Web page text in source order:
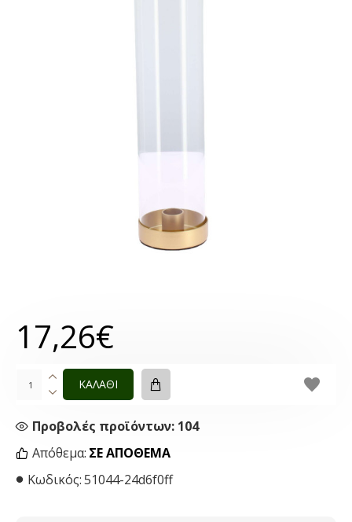
Απόθεμα: ΣΕ ΑΠΌΘΕΜΑ
Κωδικός:51044-24d6f0ff
Προβολές προϊόντων: 104
17,26€
ΚΑΛΑΘΙ